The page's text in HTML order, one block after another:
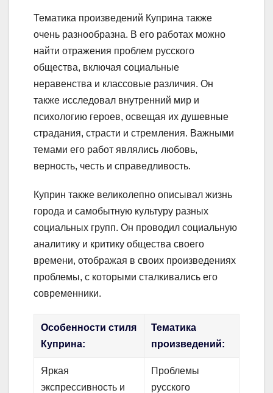
Тематика произведений Куприна также
очень разнообразна. В его работах можно
найти отражения проблем русского
общества, включая социальные
неравенства и классовые различия. Он
также исследовал внутренний мир и
психологию героев, освещая их душевные
страдания, страсти и стремления. Важными
темами его работ являлись любовь,
верность, честь и справедливость.
Куприн также великолепно описывал жизнь
города и самобытную культуру разных
социальных групп. Он проводил социальную
аналитику и критику общества своего
времени, отображая в своих произведениях
проблемы, с которыми сталкивались его
современники.
Особенности стиля
Куприна:
Тематика
произведений:
Яркая
экспрессивность и
Проблемы
русского